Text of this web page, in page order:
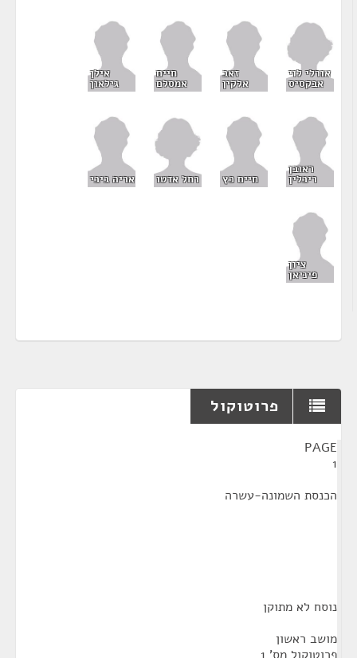
אורלי לוי
אבקסיס
זאב
אלקין
חיים
אמסלם
אילן
גילאון
ראובן
ריבלין חיים כץ רחל אדטו אריה ביבי
ציון
פיניאן
פרוטוקול
PAGE
1
הכנסת השמונה-עשרה
נוסח לא מתוקן
מושב ראשון